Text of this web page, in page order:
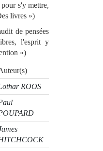
s'y mettre,
livres »)
de pensées
l'esprit y
»)
ROOS